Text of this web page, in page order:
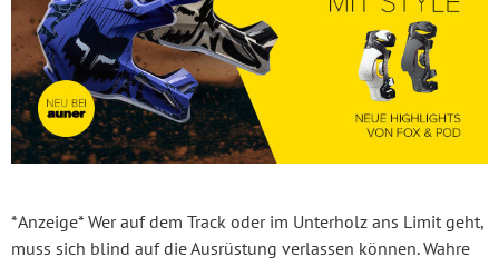
*Anzeige* Wer auf dem Track oder im Unterholz ans Limit geht,
muss sich blind auf die Ausrüstung verlassen können. Wahre